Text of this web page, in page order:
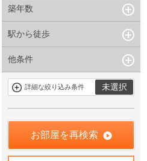
敷金なし
礼金１ヶ月以下
フリーレント付き
4LDK〜
指定なし
築年数
指定なし
5年以内
15年以内
駅から徒歩
指定なし
10分以内
15分以内
他条件
駐車場有
当社限定物件
まない
件
申込無し物件
のみ表示
詳細な絞り込み条件 未選択
お部屋を再検索